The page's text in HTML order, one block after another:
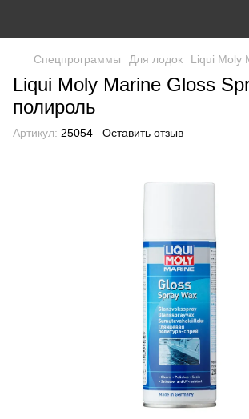
Спецпрограммы Для лодок Liqui Moly
Liqui Moly Marine Gloss
полироль
Артикул: 25054 Оставить отзыв